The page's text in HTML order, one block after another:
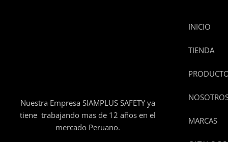
Nuestra Empresa SIAMPLUS SAFETY ya
tiene trabajando mas de 12 años en el
mercado Peruano.
INICIO
TIENDA
MARCAS